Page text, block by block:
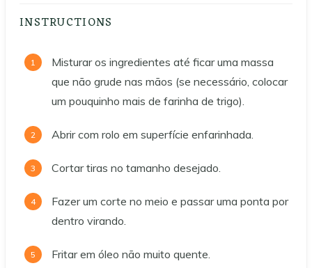
INSTRUCTIONS
Misturar os ingredientes até ficar uma massa
que não grude nas mãos (se necessário, colocar
um pouquinho mais de farinha de trigo).
Abrir com rolo em superfície enfarinhada.
Cortar tiras no tamanho desejado.
Fazer um corte no meio e passar uma ponta por
dentro virando.
Fritar em óleo não muito quente.